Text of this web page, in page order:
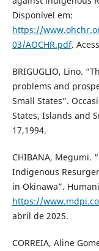
Disponível em:
https://
03/AOCHR.pdf.
BRIGUGLIO, Lino.
problems and
Small States”.
States, Islands and
17,1994.
CHIBANA, Megumi.
Indigenous
in Okinawa”.
https://
abril de 2025.
CORREIA, Aline